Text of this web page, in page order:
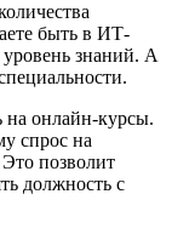
быть в ИТ-
знаний. А
на онлайн-курсы.
спрос на
Это позволит
должность с